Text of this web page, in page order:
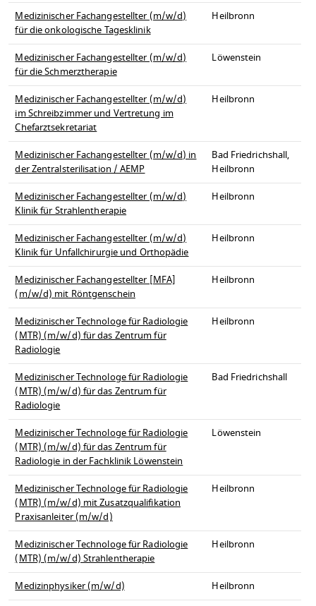
Medizinischer Fachangestellter (m/w/d)
für die onkologische Tagesklinik
Heilbronn
Medizinischer Fachangestellter (m/w/d)
für die Schmerztherapie
Löwenstein
Medizinischer Fachangestellter (m/w/d)
im Schreibzimmer und Vertretung im
Chefarztsekretariat
Heilbronn
Medizinischer Fachangestellter (m/w/d) in
der Zentralsterilisation / AEMP
Bad Friedrichshall,
Heilbronn
Medizinischer Fachangestellter (m/w/d)
Klinik für Strahlentherapie
Heilbronn
Medizinischer Fachangestellter (m/w/d)
Klinik für Unfallchirurgie und Orthopädie
Heilbronn
Medizinischer Fachangestellter [MFA]
(m/w/d) mit Röntgenschein
Heilbronn
Medizinischer Technologe für Radiologie
(MTR) (m/w/d) für das Zentrum für
Radiologie
Heilbronn
Medizinischer Technologe für Radiologie
(MTR) (m/w/d) für das Zentrum für
Radiologie
Bad Friedrichshall
Medizinischer Technologe für Radiologie
(MTR) (m/w/d) für das Zentrum für
Radiologie in der Fachklinik Löwenstein
Löwenstein
Medizinischer Technologe für Radiologie
(MTR) (m/w/d) mit Zusatzqualifikation
Praxisanleiter (m/w/d)
Heilbronn
Medizinischer Technologe für Radiologie
(MTR) (m/w/d) Strahlentherapie
Heilbronn
Medizinphysiker (m/w/d)
Heilbronn